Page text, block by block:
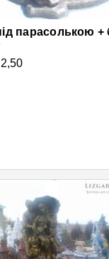
парасолькою +